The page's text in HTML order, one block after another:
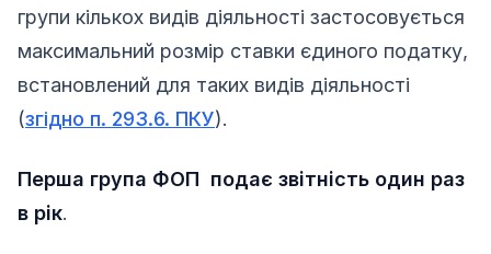
групи кількох видів діяльності застосовується
максимальний розмір ставки єдиного податку,
встановлений для таких видів діяльності
(згідно п. 293.6. ПКУ).
Перша група ФОП подає звітність один раз
в рік.